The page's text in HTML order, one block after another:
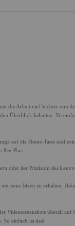
die Arbeit viel leichter von
Überblick behalten.
auf die Home-Taste und
Plus.
oder der Präzision des
neue Ideen zu erhalten.
Videoscreenshots überall
So einfach ist das!